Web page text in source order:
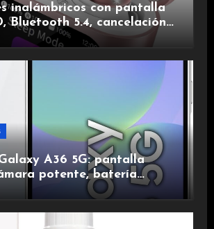
inalámbricos con pantalla
Bluetooth 5.4, cancelación
y de larga
A36 5G: pantalla
potente, batería
y carga rápida para una
premium.